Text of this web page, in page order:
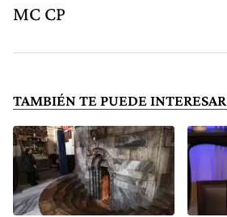
MC CP
TAMBIÉN TE PUEDE INTERESAR